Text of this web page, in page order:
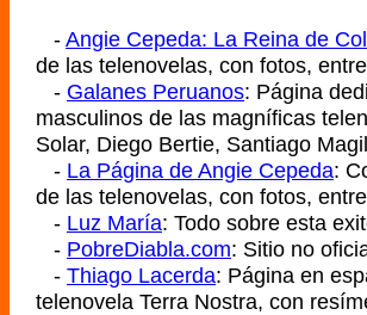
-Angie Cepeda: La Reina de
de las telenovelas, con fotos,
- Galanes Peruanos: Página
masculinos de las magníficas
Solar, Diego Bertie, Santiago
- La Página de Angie Cepeda:
de las telenovelas, con fotos,
- Luz María: Todo sobre esta
- PobreDiabla.com: Sitio no
- Thiago Lacerda: Página en
telenovela Terra Nostra, con